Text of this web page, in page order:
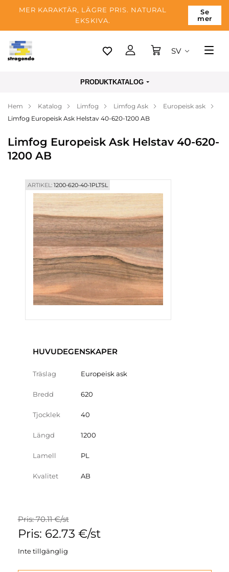
MER KARAKTÄR, LÄGRE PRIS. NATURAL
EKSKIVA.
Se
mer
Tallinn
Betalning
Blogg
SV
PRODUKTKATALOG
Hem Katalog Limfog Limfog Ask
Europeisk ask
Limfog Europeisk Ask Helstav 40-620-1200 AB
Limfog Europeisk Ask Helstav 40-620-
1200 AB
ARTIKEL:1200-620-40-1PLTSL
HUVUDEGENSKAPER
Träslag Europeisk ask
Bredd 620
Tjocklek 40
Längd 1200
Lamell PL
Kvalitet AB
Pris: 70.11 €/st
Pris: 62.73 €/st
Inte tillgänglig